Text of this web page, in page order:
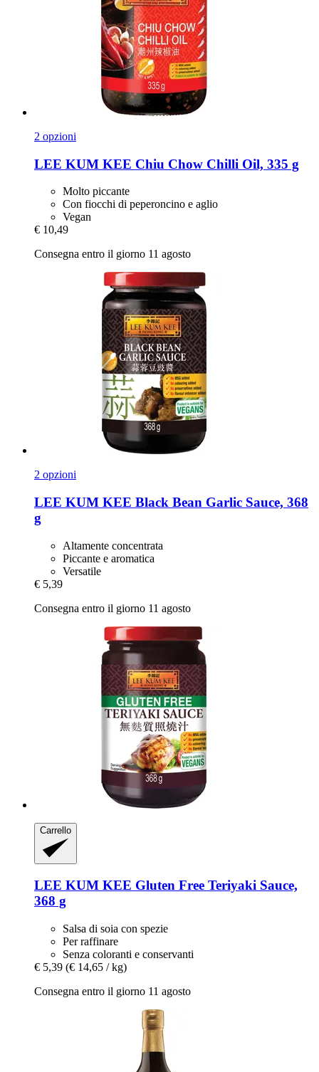
2 opzioni
LEE KUM KEE Chiu Chow Chilli Oil, 335 g
Molto piccante
Con fiocchi di peperoncino e aglio
Vegan
€ 10,49
Consegna entro il giorno 11 agosto
2 opzioni
LEE KUM KEE Black Bean Garlic Sauce, 368
g
Altamente concentrata
Piccante e aromatica
Versatile
€ 5,39
Consegna entro il giorno 11 agosto
Carrello
LEE KUM KEE Gluten Free Teriyaki Sauce,
368 g
Salsa di soia con spezie
Per raffinare
Senza coloranti e conservanti
€ 5,39 (€ 14,65 / kg)
Consegna entro il giorno 11 agosto